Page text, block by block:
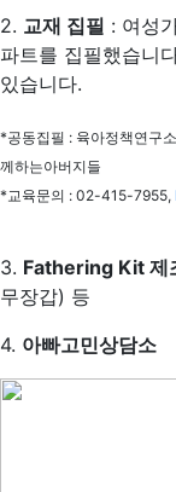
2. 교재 집필 : 여성
파트를 집필했습니
있습니다.
*공동집필 : 육아정책연구
께하는아버지들
*교육문의 : 02-415-7955,
3. Fathering Kit 제
무장갑) 등
4. 아빠고민상담소